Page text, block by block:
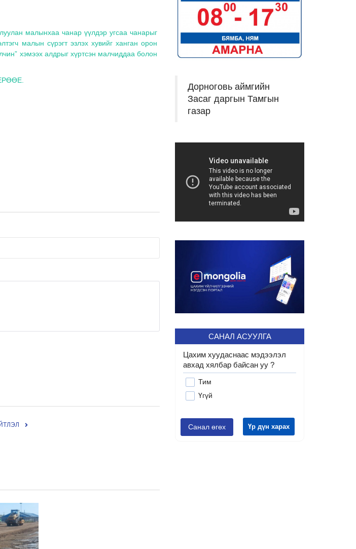
малынхаа чанар үүлдэр угсаа чанарыг
малын сүрэгт эзлэх хувийг ханган орон
хэмээх алдрыг хүртсэн малчиддаа болон
Дорноговь аймгийн
Засаг даргын Тамгын
газар
САНАЛ АСУУЛГА
Цахим хуудаснаас мэдээлэл
авхад хялбар байсан уу ?
Тим
Үгүй
Санал өгөх Үр дүн харах